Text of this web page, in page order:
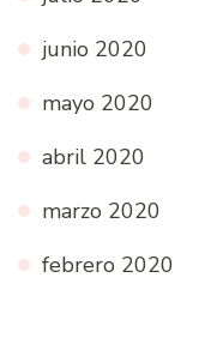
junio 2020
mayo 2020
abril 2020
marzo 2020
febrero 2020